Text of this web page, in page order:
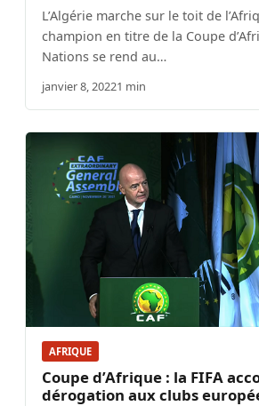
L’Algérie marche sur le toit de
champion en titre de la Coupe
Nations se rend au…
janvier 8, 20221 min
AFRIQUE
Coupe d’Afrique : la FIFA
dérogation aux clubs